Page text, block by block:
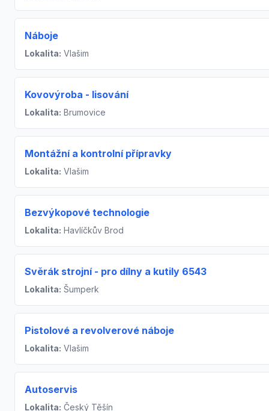
Náboje
Lokalita: Vlašim
Kovovýroba - lisování
Lokalita: Brumovice
Montážní a kontrolní přípravky
Lokalita: Vlašim
Bezvýkopové technologie
Lokalita: Havlíčkův Brod
Svěrák strojní - pro dílny a kutily 6543
Lokalita: Šumperk
Pistolové a revolverové náboje
Lokalita: Vlašim
Autoservis
Lokalita: Český Těšín